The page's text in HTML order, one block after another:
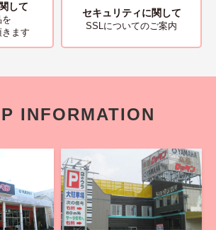
して
ます
セキュリティに関して
SSLについてのご案内
INFORMATION